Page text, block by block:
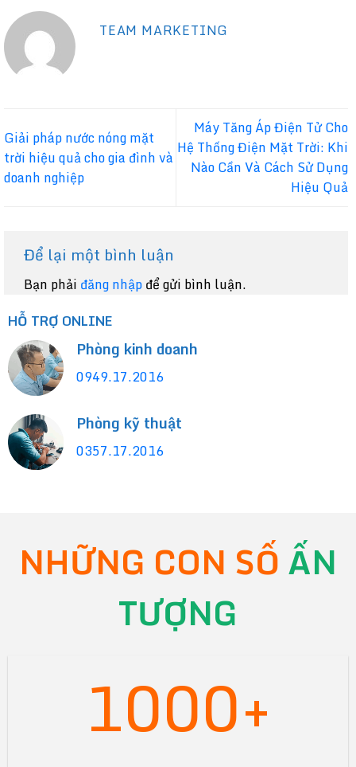
TEAM MARKETING
Giải pháp nước nóng mặt
trời hiệu quả cho gia đình và
doanh nghiệp
Máy Tăng Áp Điện Tử Cho
Hệ Thống Điện Mặt Trời: Khi
Nào Cần Và Cách Sử Dụng
Hiệu Quả
Để lại một bình luận
Bạn phải đăng nhậpđể gửi bình luận.
HỖ TRỢ ONLINE
Phòng kinh doanh
0949.17.2016
Phòng kỹ thuật
0357.17.2016
NHỮNG CON SỐ ẤN
TƯỢNG
1000+